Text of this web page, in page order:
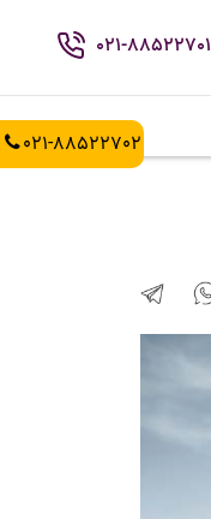
021-88522701
021-88522702